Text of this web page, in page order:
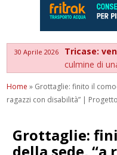
30 Aprile 2026 Tricase:
culmine di
Home » Grottaglie: finito il
ragazzi con disabilità” |
Grottaglie:
della sede,